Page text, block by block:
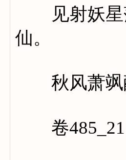
见射妖星
仙。
秋风萧飒
卷485_21